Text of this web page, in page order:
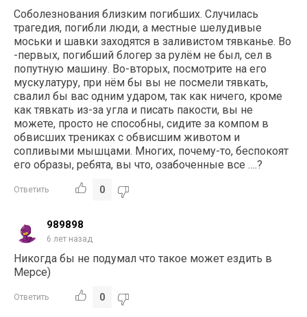
Соболезнования близким погибших. Случилась
трагедия, погибли люди, а местные шелудивые
моськи и шавки заходятся в заливистом тявканье. Во
-первых, погибший блогер за рулём не был, сел в
попутную машину. Во-вторых, посмотрите на его
мускулатуру, при нём бы вы не посмели тявкать,
свалил бы вас одним ударом, так как ничего, кроме
как тявкать из-за угла и писать пакости, вы не
можете, просто не способны, сидите за компом в
обвисших трениках с обвисшим животом и
сопливыми мышцами. Многих, почему-то, беспокоят
его образы, ребята, вы что, озабоченные все ….?
Ответить 0
989898
6 лет назад
Никогда бы не подумал что такое может ездить в
Мерсе)
Ответить 0